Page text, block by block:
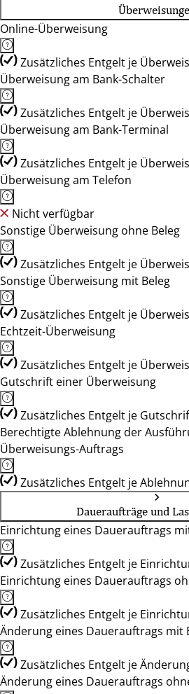
Online-Überweisung
Zusätzliches Entgelt je
Überweisung am Bank-Schalter
Zusätzliches Entgelt je
Überweisung am Bank-Terminal
Zusätzliches Entgelt je
Überweisung am Telefon
Nicht verfügbar
Sonstige Überweisung ohne Beleg
Zusätzliches Entgelt je
Sonstige Überweisung mit Beleg
Zusätzliches Entgelt je
Echtzeit-Überweisung
Zusätzliches Entgelt je
Gutschrift einer Überweisung
Zusätzliches Entgelt je
Berechtigte Ablehnung der
Überweisungs-Auftrags
Zusätzliches Entgelt je
Daueraufträge und
Einrichtung eines Dauerauftrags
Zusätzliches Entgelt je
Einrichtung eines Dauerauftrags
Zusätzliches Entgelt je
Änderung eines Dauerauftrags mit
Zusätzliches Entgelt je
Änderung eines Dauerauftrags